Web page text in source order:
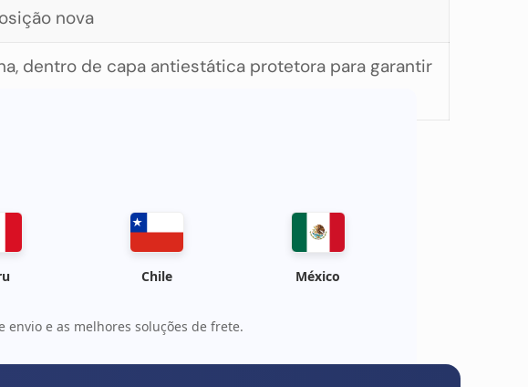
nova
dentro de capa antiestática protetora para garantir
Chile México
e as melhores soluções de frete.